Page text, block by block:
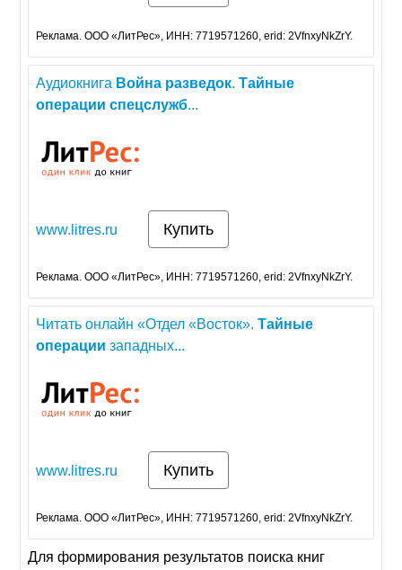
Реклама. ООО «ЛитРес», ИНН: 7719571260, erid: 2VfnxyNkZrY.
Аудиокнига Война разведок.Тайные
операции спецслужб...
www.litres.ru Купить
Реклама. ООО «ЛитРес», ИНН: 7719571260, erid: 2VfnxyNkZrY.
Читать онлайн «Отдел «Восток».Тайные
операции западных...
www.litres.ru Купить
Реклама. ООО «ЛитРес», ИНН: 7719571260, erid: 2VfnxyNkZrY.
Для формирования результатов поиска книг